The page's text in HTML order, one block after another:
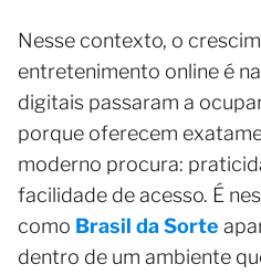
Nesse contexto, o
entretenimento online é
digitais passaram a
porque oferecem
moderno procura:
facilidade de acesso. É
como Brasil da Sorte
dentro de um ambiente